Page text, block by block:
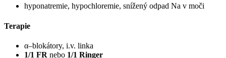
hyponatremie, hypochloremie, snížený odpad Na v moči
Terapie
α–blokátory, i.v. linka
1/1 FR nebo 1/1 Ringer